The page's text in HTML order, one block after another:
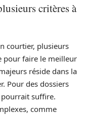
critères à
courtier, plusieurs
pour faire le meilleur
réside dans la
Pour des dossiers
pourrait suffire.
comme